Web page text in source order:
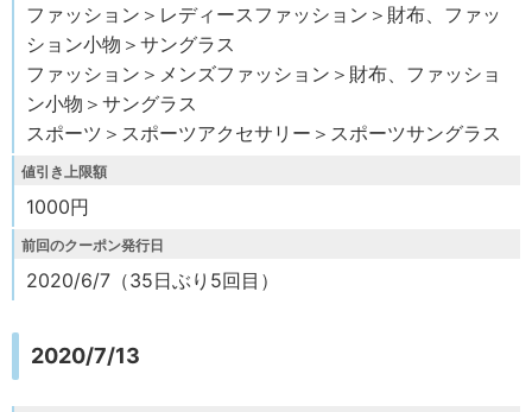
ファッション＞レディースファッション＞財布、ファッ
ション小物＞サングラス
ファッション＞メンズファッション＞財布、ファッショ
ン小物＞サングラス
スポーツ＞スポーツアクセサリー＞スポーツサングラス
値引き上限額
1000円
前回のクーポン発行日
2020/6/7（35日ぶり5回目）
2020/7/13